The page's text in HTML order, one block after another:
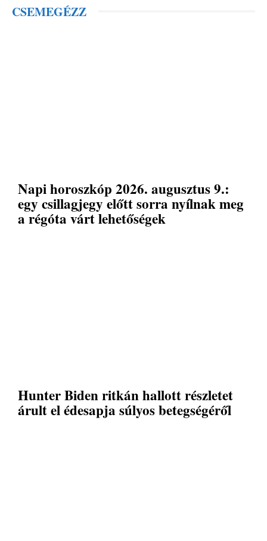
CSEMEGÉZZ
Napi horoszkóp 2026. augusztus 9.:
egy csillagjegy előtt sorra nyílnak meg
a régóta várt lehetőségek
Hunter Biden ritkán hallott részletet
árult el édesapja súlyos betegségéről